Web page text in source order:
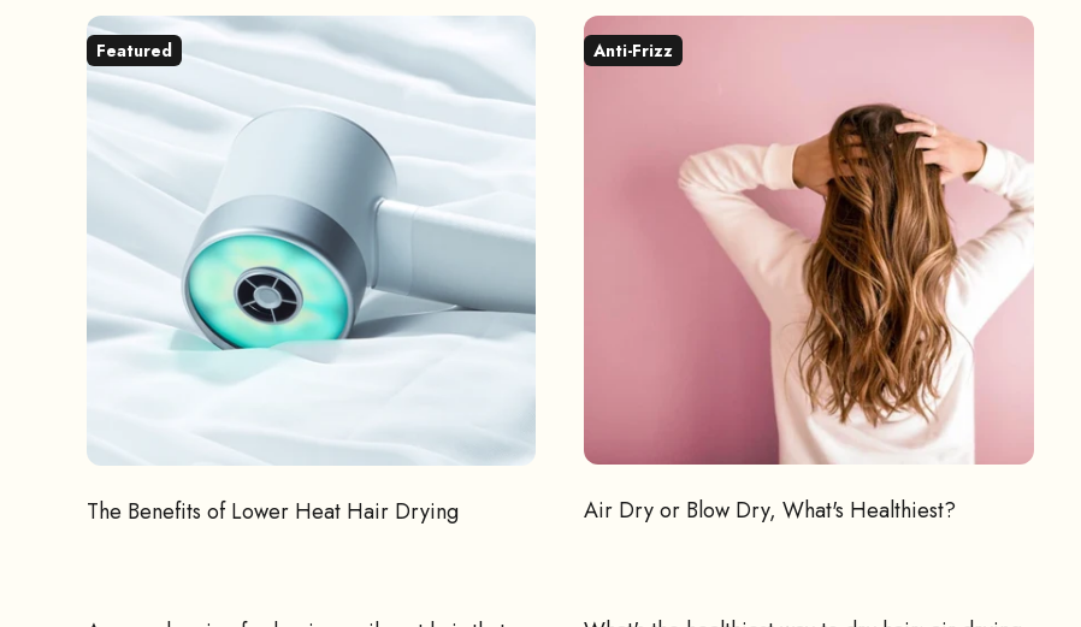
Featured
The Benefits of Lower Heat Hair Drying
Anti-Frizz
Air Dry or Blow Dry, What's Healthiest?